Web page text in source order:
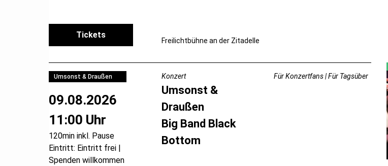
Tickets
Freilichtbühne an der Zitadelle
Umsonst & Draußen
09.08.2026
11:00 Uhr
120min inkl. Pause
Eintritt: Eintritt frei |
Spenden willkommen
Konzert
Umsonst &
Draußen
Big Band Black
Bottom
Für Konzertfans | Für Tagsüber